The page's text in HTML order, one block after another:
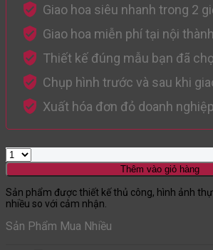
Giao hoa siêu nhanh trong 2
Giao hoa miễn phí tại nội thành
Thiết kế đúng mẫu bạn đã
Chụp hình trước và sau khi
Xuất hóa đơn đỏ doanh nghiệp
Thêm vào giỏ hàng
Sản phẩm được thiết kế thủ công, hình ảnh
nhiều so với cảm nhận.
Sản Phẩm Mua Nhiều